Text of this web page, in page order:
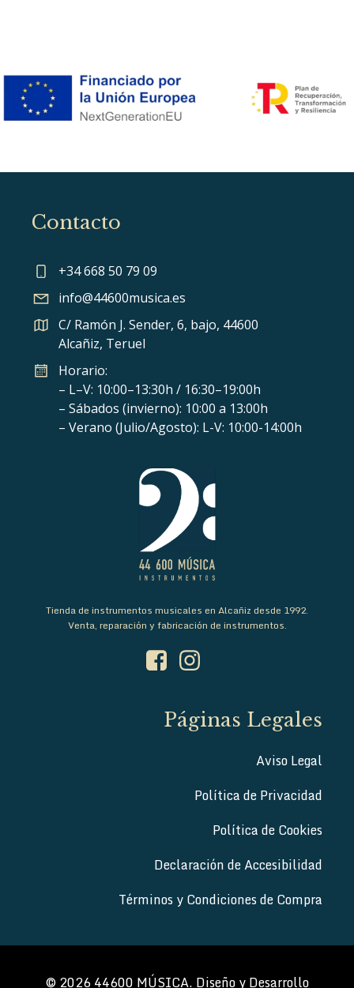
Contacto
+34 668 50 79 09
info@44600musica.es
C/ Ramón J. Sender, 6, bajo, 44600
Alcañiz, Teruel
Horario:
– L–V: 10:00–13:30h / 16:30–19:00h
– Sábados (invierno): 10:00 a 13:00h
– Verano (Julio/Agosto): L-V: 10:00-14:00h
Tienda de instrumentos musicales en Alcañiz desde 1992.
Venta, reparación y fabricación de instrumentos.
Páginas Legales
Aviso Legal
Política de Privacidad
Política de Cookies
Declaración de Accesibilidad
Términos y Condiciones de Compra
© 2026 44600 MÚSICA. Diseño y Desarrollo